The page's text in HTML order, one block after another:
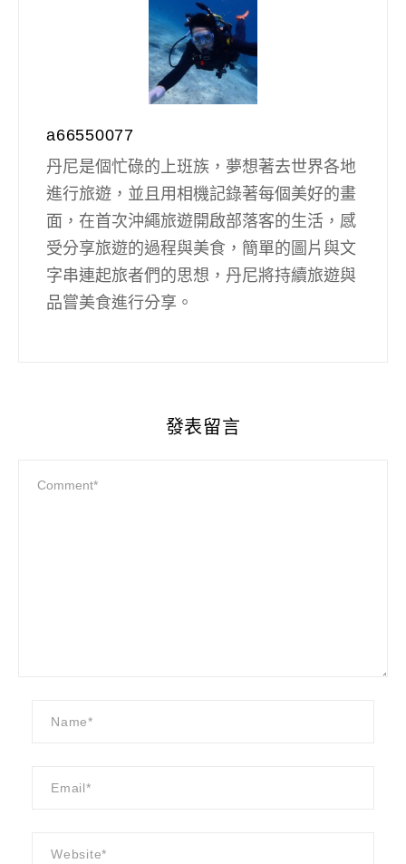
a66550077
丹尼是個忙碌的上班族，夢想著去世界各地
進行旅遊，並且用相機記錄著每個美好的畫
面，在首次沖繩旅遊開啟部落客的生活，感
受分享旅遊的過程與美食，簡單的圖片與文
字串連起旅者們的思想，丹尼將持續旅遊與
品嘗美食進行分享。
發表留言